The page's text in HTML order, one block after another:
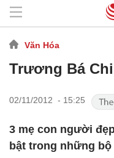
Văn Hóa
Trương Bá
02/11/2012 - 15:25
3 mẹ con người
bật trong những